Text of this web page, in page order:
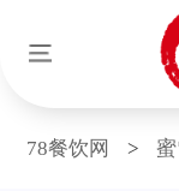
78餐饮网 >